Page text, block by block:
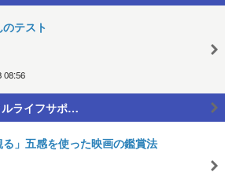
のテスト
08:56
ライフサポ…
る」五感を使った映画の鑑賞法